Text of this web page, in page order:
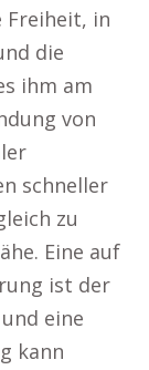
Freiheit, in
die
ihm am
von
schneller
zu
Eine auf
ist der
eine
kann